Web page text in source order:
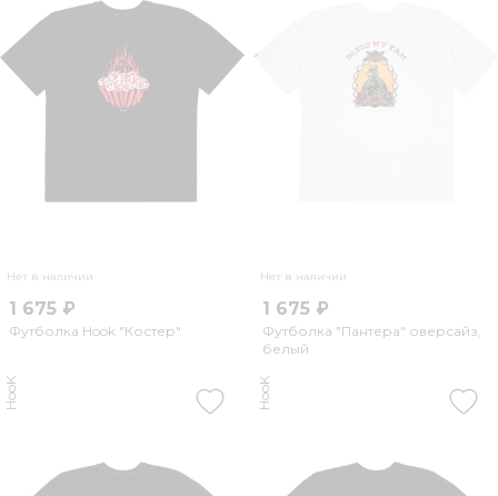
Нет в наличии
1 675 ₽
Футболка Hook "Костер"
Нет в наличии
1 675 ₽
Футболка "Пантера" оверсайз,
белый
HooK HooK